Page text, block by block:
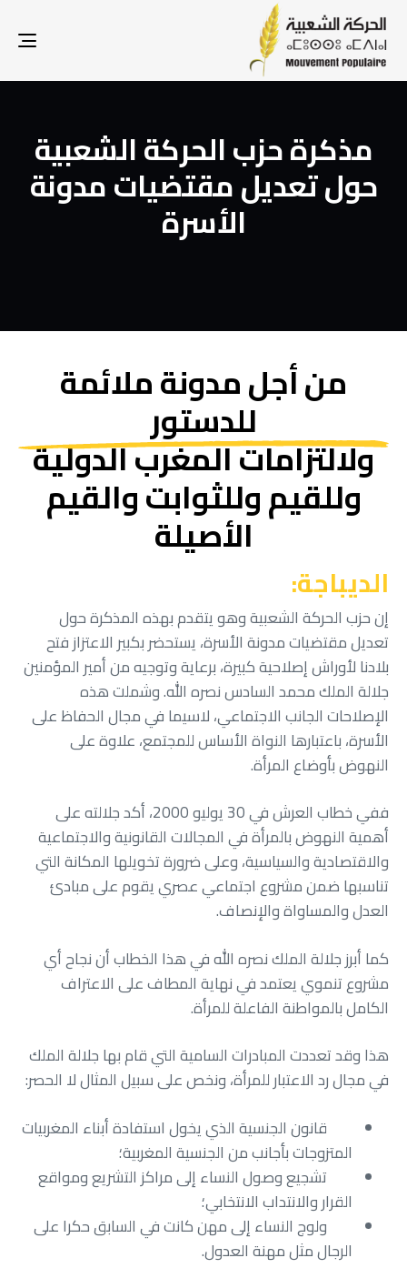
مذكرة حزب الحركة الشعبية
حول تعديل مقتضيات مدونة
الأسرة
من أجل مدونة ملائمة
للدستور
ولالتزامات المغرب الدولية
وللقيم وللثوابت والقيم
الأصيلة
الديباجة:
إن حزب الحركة الشعبية وهو يتقدم بهذه المذكرة حول
تعديل مقتضيات مدونة الأسرة، يستحضر بكبير الاعتزاز فتح
بلادنا لأوراش إصلاحية كبيرة، برعاية وتوجيه من أمير المؤمنين
جلالة الملك محمد السادس نصره الله. وشملت هذه
الإصلاحات الجانب الاجتماعي، لاسيما في مجال الحفاظ على
الأسرة، باعتبارها النواة الأساس للمجتمع، علاوة على
النهوض بأوضاع المرأة.
ففي خطاب العرش في 30 يوليو 2000، أكد جلالته على
أهمية النهوض بالمرأة في المجالات القانونية والاجتماعية
والاقتصادية والسياسية، وعلى ضرورة تخويلها المكانة التي
تناسبها ضمن مشروع اجتماعي عصري يقوم على مبادئ
العدل والمساواة والإنصاف.
كما أبرز جلالة الملك نصره الله في هذا الخطاب أن نجاح أي
مشروع تنموي يعتمد في نهاية المطاف على الاعتراف
الكامل بالمواطنة الفاعلة للمرأة.
هذا وقد تعددت المبادرات السامية التي قام بها جلالة الملك
في مجال رد الاعتبار للمرأة، ونخص على سبيل المثال لا الحصر:
قانون الجنسية الذي يخول استفادة أبناء المغربيات
المتزوجات بأجانب من الجنسية المغربية؛
تشجيع وصول النساء إلى مراكز التشريع ومواقع
القرار والانتداب الانتخابي؛
ولوج النساء إلى مهن كانت في السابق حكرا على
الرجال مثل مهنة العدول.